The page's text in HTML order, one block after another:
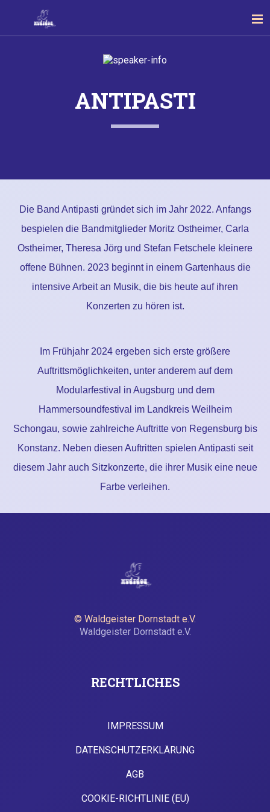
ANTIPASTI
Die Band Antipasti gründet sich im Jahr 2022. Anfangs
bespielen die Bandmitglieder Moritz Ostheimer, Carla
Ostheimer, Theresa Jörg und Stefan Fetschele kleinere
offene Bühnen. 2023 beginnt in einem Gartenhaus die
intensive Arbeit an Musik, die bis heute auf ihren
Konzerten zu hören ist.
Im Frühjahr 2024 ergeben sich erste größere
Auftrittsmöglichkeiten, unter anderem auf dem
Modularfestival in Augsburg und dem
Hammersoundfestival im Landkreis Weilheim
Schongau, sowie zahlreiche Auftritte von Regensburg bis
Konstanz. Neben diesen Auftritten spielen Antipasti seit
diesem Jahr auch Sitzkonzerte, die ihrer Musik eine neue
Farbe verleihen.
TIMETABLE
© Waldgeister Dornstadt e.V.
Waldgeister Dornstadt e.V.
RECHTLICHES
IMPRESSUM
DATENSCHUTZERKLÄRUNG
AGB
COOKIE-RICHTLINIE (EU)